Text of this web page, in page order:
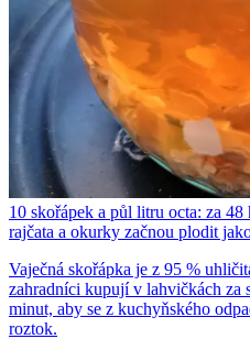
10 skořápek a půl litru octa: za
rajčata a okurky začnou plodit
Vaječná skořápka je z 95 %
zahradníci kupují v lahvičkách za
minut, aby se z kuchyňského
roztok.